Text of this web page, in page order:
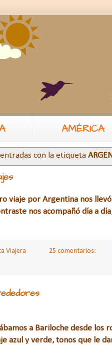
AMÉRICA
con la etiqueta
viaje por Argentina nos
nos acompañó día a
Viajera
25 comentarios:
a Bariloche desde los
azul y verde, tonos que le